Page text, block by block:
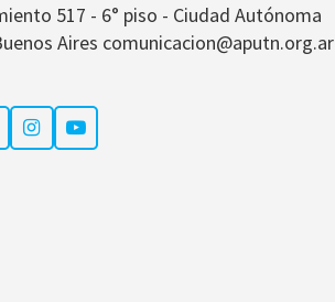
517 - 6° piso - Ciudad Autónoma
Aires comunicacion@aputn.org.ar